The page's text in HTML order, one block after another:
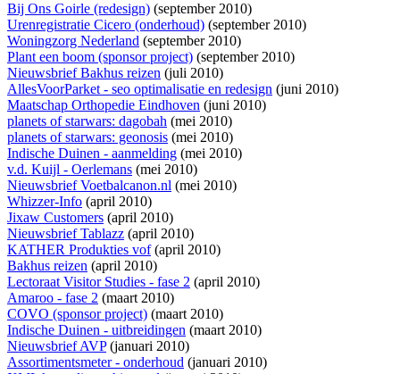
Bij Ons Goirle (redesign) (september 2010)
Urenregistratie Cicero (onderhoud) (september 2010)
Woningzorg Nederland (september 2010)
Plant een boom (sponsor project) (september 2010)
Nieuwsbrief Bakhus reizen (juli 2010)
AllesVoorParket - seo optimalisatie en redesign (juni 2010)
Maatschap Orthopedie Eindhoven (juni 2010)
planets of starwars: dagobah (mei 2010)
planets of starwars: geonosis (mei 2010)
Indische Duinen - aanmelding (mei 2010)
v.d. Kuijl - Oerlemans (mei 2010)
Nieuwsbrief Voetbalcanon.nl (mei 2010)
Whizzer-Info (april 2010)
Jixaw Customers (april 2010)
Nieuwsbrief Tablazz (april 2010)
KATHER Produkties vof(april 2010)
Bakhus reizen (april 2010)
Lectoraat Visitor Studies - fase 2 (april 2010)
Amaroo - fase 2 (maart 2010)
COVO (sponsor project) (maart 2010)
Indische Duinen - uitbreidingen (maart 2010)
Nieuwsbrief AVP(januari 2010)
Assortimentsmeter - onderhoud (januari 2010)